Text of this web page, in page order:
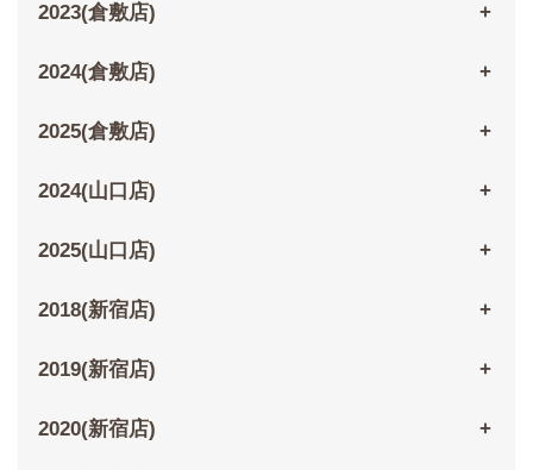
2023(倉敷店)
2024(倉敷店)
2025(倉敷店)
2024(山口店)
2025(山口店)
2018(新宿店)
2019(新宿店)
2020(新宿店)